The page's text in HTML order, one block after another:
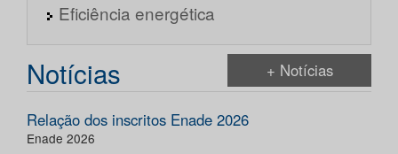
Eficiência energética
Notícias + Notícias
Relação dos inscritos Enade 2026
Enade 2026